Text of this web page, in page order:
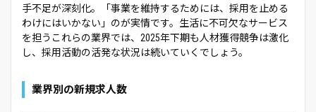
手不足が深刻化。「事業を維持するためには、採用を止める
わけにはいかない」のが実情です。生活に不可欠なサービス
を担うこれらの業界では、2025年下期も人材獲得競争は激化
し、採用活動の活発な状況は続いていくでしょう。
業界別の新規求人数